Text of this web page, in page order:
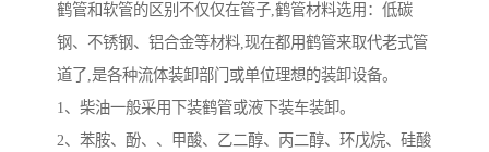
鹤管和软管的区别不仅仅在管子,鹤管材料选用：低碳
钢、不锈钢、铝合金等材料,现在都用鹤管来取代老式管
道了,是各种流体装卸部门或单位理想的装卸设备。
1、柴油一般采用下装鹤管或液下装车装卸。
2、苯胺、酚、、甲酸、乙二醇、丙二醇、环戊烷、硅酸